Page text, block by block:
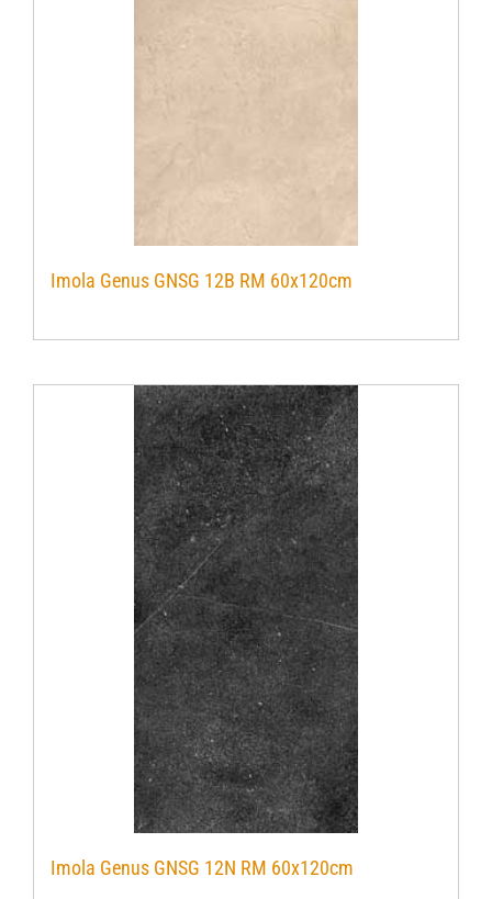
Imola Genus GNSG 12B RM 60x120cm
Imola Genus GNSG 12N RM 60x120cm